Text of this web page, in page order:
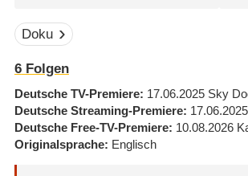
Doku
6Folgen
Deutsche TV-Premiere 17.06.2025 Sky
Deutsche Streaming-Premiere 17.06.2025
Deutsche Free-TV-Premiere 10.08.2026
Originalsprache Englisch